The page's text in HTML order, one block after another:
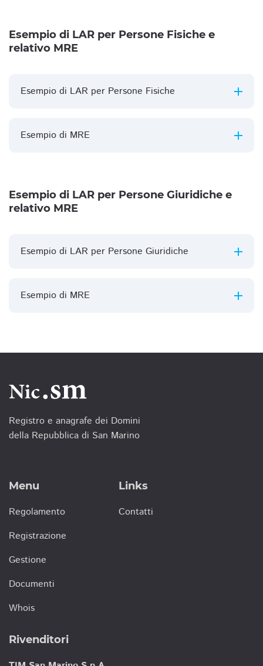
Esempio di LAR per Persone Fisiche e
relativo MRE
Esempio di LAR per Persone Fisiche
Esempio di MRE
Esempio di LAR per Persone Giuridiche e
relativo MRE
Esempio di LAR per Persone Giuridiche
Esempio di MRE
Registro e anagrafe dei Domini
della Repubblica di San Marino
Menu
Regolamento
Registrazione
Gestione
Documenti
Whois
Links
Contatti
Rivenditori